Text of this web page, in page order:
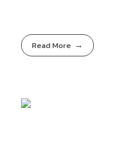
Read More